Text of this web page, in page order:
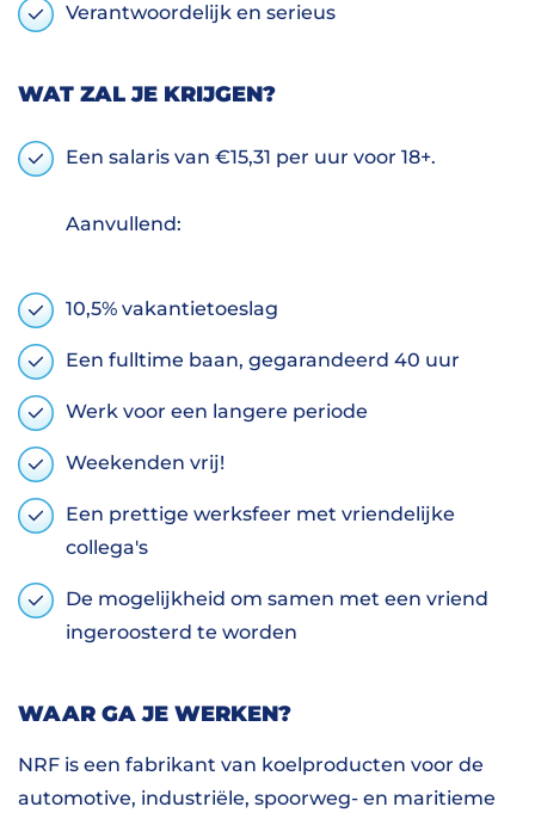
Verantwoordelijk en serieus
WAT ZAL JE KRIJGEN?
Een salaris van €15,31 per uur voor 18+.
Aanvullend:
10,5% vakantietoeslag
Een fulltime baan, gegarandeerd 40 uur
Werk voor een langere periode
Weekenden vrij!
Een prettige werksfeer met vriendelijke
collega's
De mogelijkheid om samen met een vriend
ingeroosterd te worden
WAAR GA JE WERKEN?
NRF is een fabrikant van koelproducten voor de
automotive, industriële, spoorweg- en maritieme